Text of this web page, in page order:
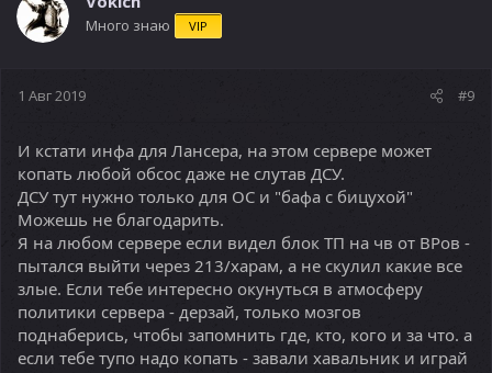
и
и
Много знаю VIP
1 Авг 2019 #9
И кстати инфа для Лансера, на этом сервере может
копать любой обсос даже не слутав ДСУ.
ДСУ тут нужно только для ОС и "бафа с бицухой"
Можешь не благодарить.
Я на любом сервере если видел блок ТП на чв от ВРов -
пытался выйти через 213/харам, а не скулил какие все
злые. Если тебе интересно окунуться в атмосферу
политики сервера - дерзай, только мозгов
поднаберись, чтобы запомнить где, кто, кого и за что. а
если тебе тупо надо копать - завали хавальник и играй